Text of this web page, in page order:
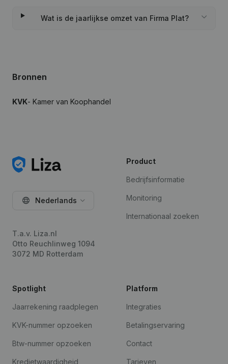
Wat is de jaarlijkse omzet van Firma Plat?
Bronnen
KVK- Kamer van Koophandel
Nederlands
T.a.v. Liza.nl
Otto Reuchlinweg 1094
3072 MD Rotterdam
Product
Bedrijfsinformatie
Monitoring
Internationaal zoeken
Spotlight
Jaarrekening raadplegen
KVK-nummer opzoeken
Btw-nummer opzoeken
Kredietwaardigheid
Platform
Integraties
Betalingservaring
Contact
Tarieven